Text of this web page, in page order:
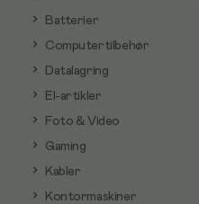
Batterier
Computertilbehør
Datalagring
El-artikler
Foto & Video
Gaming
Kabler
Kontormaskiner